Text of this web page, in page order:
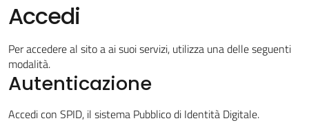
Casalfiumanese
Accedi
Per accedere al sito a ai suoi servizi, utilizza una delle seguenti
modalità.
Autenticazione
Accedi con SPID, il sistema Pubblico di Identità Digitale.